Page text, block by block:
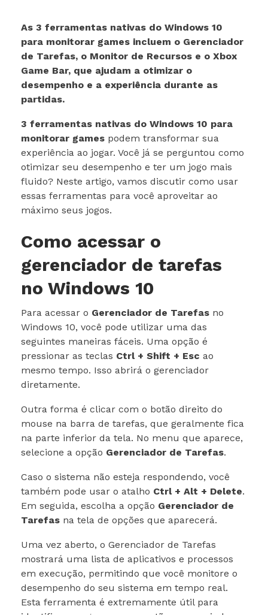
As 3 ferramentas nativas do Windows 10
para monitorar games incluem o Gerenciador
de Tarefas, o Monitor de Recursos e o Xbox
Game Bar, que ajudam a otimizar o
desempenho e a experiência durante as
partidas.
3 ferramentas nativas do Windows 10 para
monitorar games podem transformar sua
experiência ao jogar. Você já se perguntou como
otimizar seu desempenho e ter um jogo mais
fluido? Neste artigo, vamos discutir como usar
essas ferramentas para você aproveitar ao
máximo seus jogos.
Como acessar o
gerenciador de tarefas
no Windows 10
Para acessar o Gerenciador de Tarefas no
Windows 10, você pode utilizar uma das
seguintes maneiras fáceis. Uma opção é
pressionar as teclas Ctrl + Shift + Esc ao
mesmo tempo. Isso abrirá o gerenciador
diretamente.
Outra forma é clicar com o botão direito do
mouse na barra de tarefas, que geralmente fica
na parte inferior da tela. No menu que aparece,
selecione a opção Gerenciador de Tarefas.
Caso o sistema não esteja respondendo, você
também pode usar o atalho Ctrl + Alt + Delete.
Em seguida, escolha a opção Gerenciador de
Tarefas na tela de opções que aparecerá.
Uma vez aberto, o Gerenciador de Tarefas
mostrará uma lista de aplicativos e processos
em execução, permitindo que você monitore o
desempenho do seu sistema em tempo real.
Esta ferramenta é extremamente útil para